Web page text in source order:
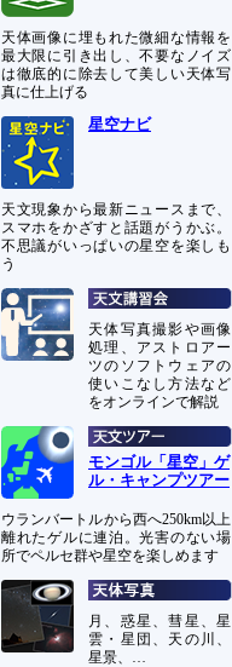
天体画像に埋もれた微細な情報を
最大限に引き出し、不要なノイズ
は徹底的に除去して美しい天体写
真に仕上げる
星空ナビ
天文現象から最新ニュースまで、
スマホをかざすと話題がうかぶ。
不思議がいっぱいの星空を楽しも
う
天体写真撮影や画像
処理、アストロアー
ツのソフトウェアの
使いこなし方法など
をオンラインで解説
モンゴル「星空」ゲ
ル・キャンプツアー
ウランバートルから西へ250km以上
離れたゲルに連泊。光害のない場
所でペルセ群や星空を楽しめます
月、惑星、彗星、星
雲・星団、天の川、
星景、…